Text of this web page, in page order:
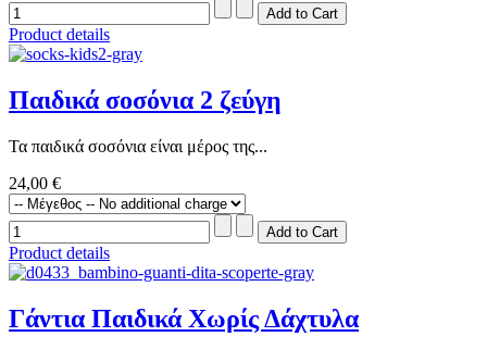
Product details
Παιδικά σοσόνια 2 ζεύγη
Τα παιδικά σοσόνια είναι μέρος της...
24,00 €
Product details
Γάντια Παιδικά Χωρίς Δάχτυλα